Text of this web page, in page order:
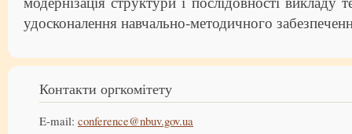
удосконалення навчально-методичного
Контакти оргкомітету
E-mail: conference@nbuv.gov.ua